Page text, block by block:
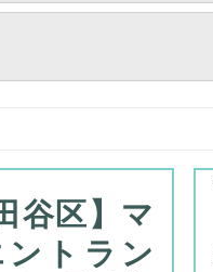
谷区】マ
トラン